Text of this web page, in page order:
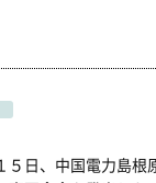
５日、中国電力島根